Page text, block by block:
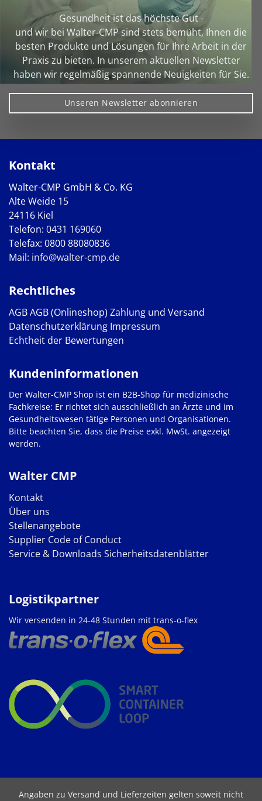
Gesundheit ist das höchste Gut -
und wir bei Walter‑CMP sind stets bemüht, Ihnen die
besten Produkte und Lösungen für Ihre Arbeit in der
Praxis zu bieten. In unserem aktuellen Newsletter
haben wir regelmäßig spannende Neuigkeiten für Sie.
Unseren Newsletter abonnieren
Kontakt
Walter-CMP GmbH & Co. KG
Alte Weide 15
24116 Kiel
Telefon: 0431 169060
Telefax: 0800 88080836
Mail: info@walter-cmp.de
Rechtliches
AGBAGB (Onlineshop) Zahlung und Versand
Datenschutzerklärung Impressum
Echtheit der Bewertungen
Walter CMP
Kontakt
Über uns
Stellenangebote
Supplier Code of Conduct
Service & Downloads Sicherheitsdatenblätter
Kundeninformationen
Der Walter-CMP Shop ist ein B2B-Shop für medizinische
Fachkreise: Er richtet sich ausschließlich an Ärzte und im
Gesundheitswesen tätige Personen und Organisationen.
Bitte beachten Sie, dass die Preise exkl. MwSt. angezeigt
werden.
Logistikpartner
Wir versenden in 24-48 Stunden mit trans-o-flex
Angaben zu Versand und Lieferzeiten gelten soweit nicht